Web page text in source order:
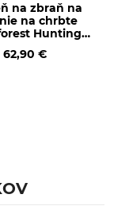
na zbraň na
na chrbte
Hunting
62,90 €